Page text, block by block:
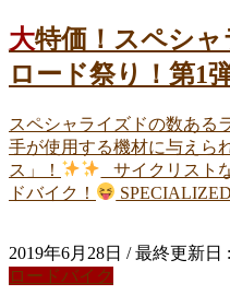
大特価！スペシャライズド S-WORKS
ロード祭り！第1
スペシャライズドの数ある
手が使用する機材に与えら
ス」！
サイクリスト
ドバイク！
2019年6月28日 / 最終更新日 :
ロードバイク